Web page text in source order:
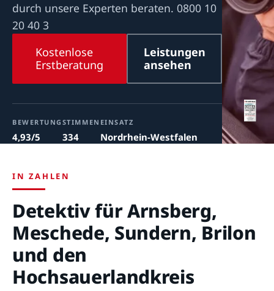
durch unsere Experten beraten. 0800 10
20 40 3
Kostenlose
Erstberatung
Leistungen
ansehen
BEWERTUNG
4,93/5
STIMMEN
334
EINSATZ
Nordrhein-Westfalen
IN ZAHLEN
Detektiv für Arnsberg,
Meschede, Sundern, Brilon
und den
Hochsauerlandkreis